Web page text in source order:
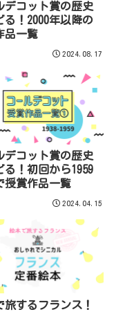
デコット賞の歴史
る！2000年以降の
品一覧
2024.08.17
デコット賞の歴史
る！初回から1959
授賞作品一覧
2024.04.15
旅するフランス！